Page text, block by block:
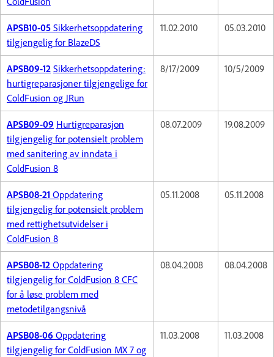
APSB10-05 Sikkerhetsoppdatering
tilgjengelig for BlazeDS
11.02.2010 05.03.2010
APSB09-12 Sikkerhetsoppdatering:
hurtigreparasjoner tilgjengelige for
ColdFusion og JRun
8/17/2009 10/5/2009
APSB09-09 Hurtigreparasjon
tilgjengelig for potensielt problem
med sanitering av inndata i
ColdFusion 8
08.07.2009 19.08.2009
APSB08-21 Oppdatering
tilgjengelig for potensielt problem
med rettighetsutvidelser i
ColdFusion 8
05.11.2008 05.11.2008
APSB08-12 Oppdatering
tilgjengelig for ColdFusion 8 CFC
for å løse problem med
metodetilgangsnivå
08.04.2008 08.04.2008
APSB08-06 Oppdatering
tilgjengelig for ColdFusion MX 7 og
11.03.2008 11.03.2008